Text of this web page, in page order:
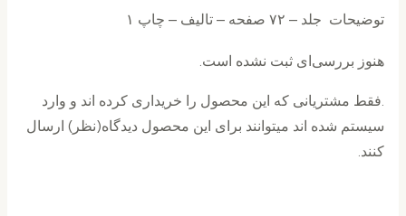
توضیحات جلد – ۷۲ صفحه – تالیف – چاپ ۱
هنوز بررسی‌ای ثبت نشده است.
.فقط مشتریانی که این محصول را خریداری کرده اند و وارد
سیستم شده اند میتوانند برای این محصول دیدگاه(نظر) ارسال
کنند.